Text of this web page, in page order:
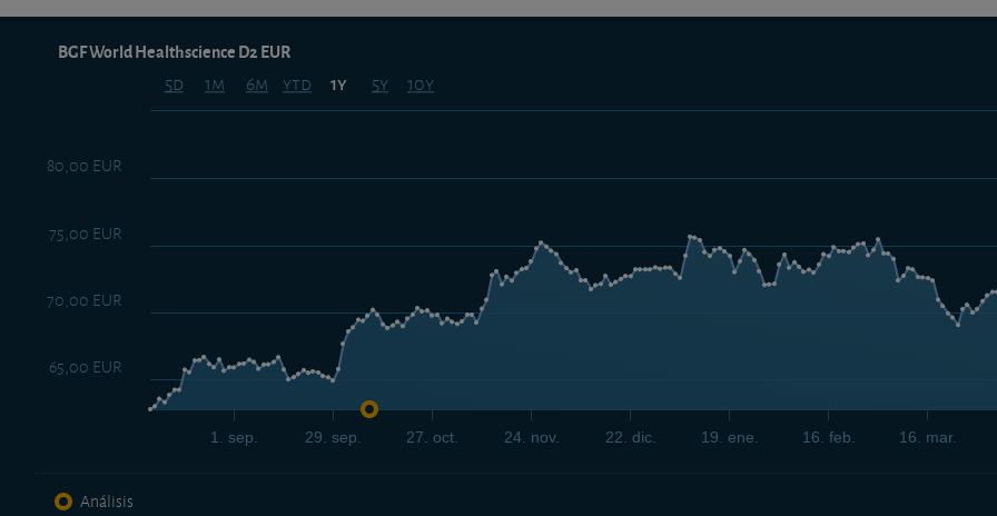
5d 1m 6m ytd 1y 5y 10y
1. sep. 29. sep. 27. oct. 24. nov. 22. dic. 19. ene. 16. feb. 16. mar.
BGF World Healthscience D2 EUR
65,00 EUR
70,00 EUR
75,00 EUR
80,00 EUR
Análisis